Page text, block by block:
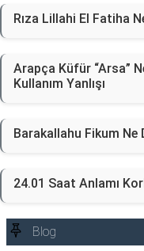
Rıza Lillahi El Fatiha
Arapça Küfür “Arsa”
Kullanım Yanlışı
Barakallahu Fikum Ne
24.01 Saat Anlamı
Blog